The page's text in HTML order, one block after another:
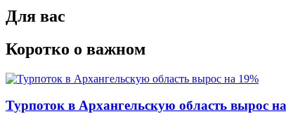
Для вас
Коротко о важном
Турпоток в Архангельскую область вырос